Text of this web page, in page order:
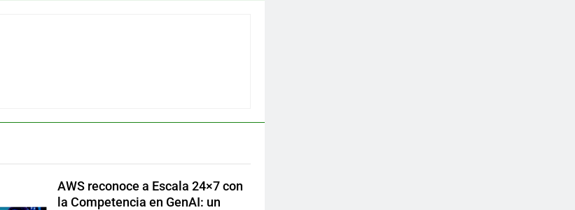
AWS reconoce a Escala 24×7 con
la Competencia en GenAI: un